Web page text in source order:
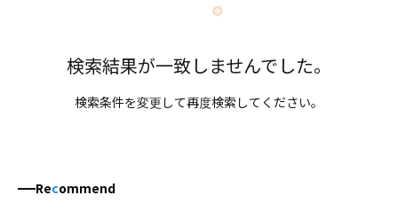
検索結果が一致しませんでした。
検索条件を変更して再度検索してください。
Recommend